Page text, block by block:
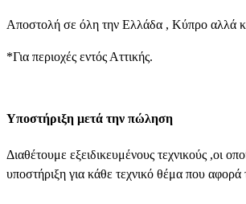
Αποστολή σε όλη την Ελλάδα , Κύπρο αλλά
*Για περιοχές εντός Αττικής.
Υποστήριξη μετά την πώληση
Διαθέτουμε εξειδικευμένους τεχνικούς ,οι
υποστήριξη για κάθε τεχνικό θέμα που αφορά